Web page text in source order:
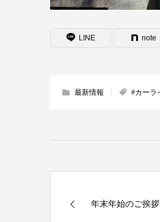
LINE note
最新情報 #カーラ
年末年始のご挨拶